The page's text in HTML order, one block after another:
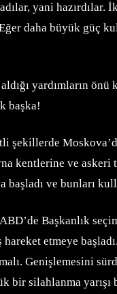
yani hazırdılar.
daha büyük güç
yardımların
başka!
şekillerde
kentlerine ve askeri
ve bunları
Başkanlık
etmeye
Genişlemesini
bir silahlanma yarışı